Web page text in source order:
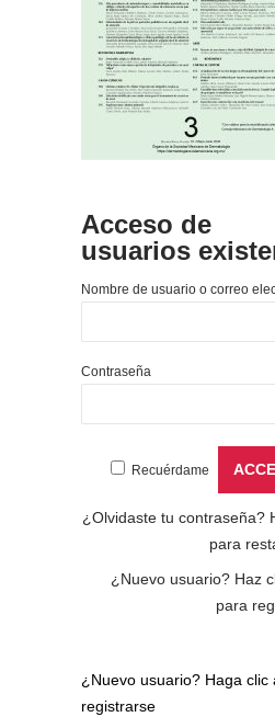
Acceso de
usuarios
Nombre de usuario o correo
Contraseña
Recuérdame
¿Olvidaste tu contraseña?
para
¿Nuevo usuario? Haz
para
¿Nuevo usuario? Haga clic
registrarse